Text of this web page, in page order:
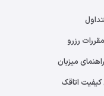
رزرو
میزبان
اتاقک